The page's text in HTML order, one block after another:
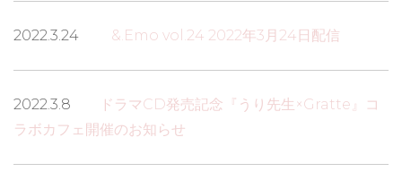
2022.3.24 &.Emo vol.24 2022年3月24日配信
2022.3.8
ドラマCD発売記念『うり先生×Gratte』コ
ラボカフェ開催のお知らせ